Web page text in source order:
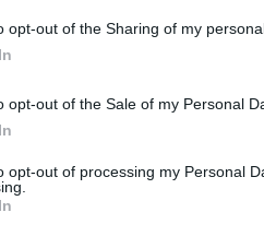
opt-out of the Sharing of my
opt-out of the Sale of my Personal
opt-out of processing my Personal
ΤΣΜΕΔΕ
της Ελλάδος απολαμβάνει
, η τοποθέτηση του οποίου